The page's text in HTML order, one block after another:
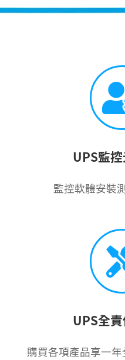
UPS監
監控軟體安裝
UPS全
購買各項產品享一